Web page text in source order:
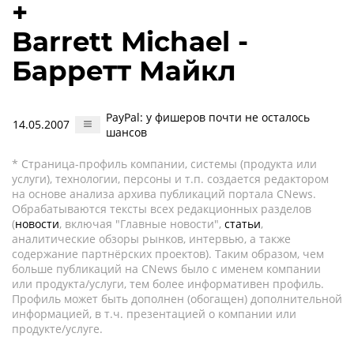
+
Barrett Michael -
Барретт Майкл
14.05.2007
PayPal: у фишеров почти не осталось
шансов
* Страница-профиль компании, системы (продукта или
услуги), технологии, персоны и т.п. создается редактором
на основе анализа архива публикаций портала CNews.
Обрабатываются тексты всех редакционных разделов
(новости, включая "Главные новости", статьи,
аналитические обзоры рынков, интервью, а также
содержание партнёрских проектов). Таким образом, чем
больше публикаций на CNews было с именем компании
или продукта/услуги, тем более информативен профиль.
Профиль может быть дополнен (обогащен) дополнительной
информацией, в т.ч. презентацией о компании или
продукте/услуге.